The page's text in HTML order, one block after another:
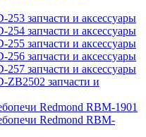
253 запчасти и аксессуары
254 запчасти и аксессуары
255 запчасти и аксессуары
256 запчасти и аксессуары
257 запчасти и аксессуары
ZB2502 запчасти и
Redmond RBM-1901
Redmond RBM-